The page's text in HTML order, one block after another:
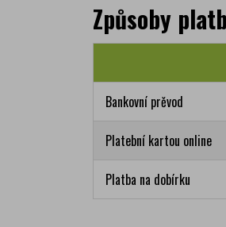
Způsoby
Bankovní prěvod
Platební kartou online
Platba na dobírku